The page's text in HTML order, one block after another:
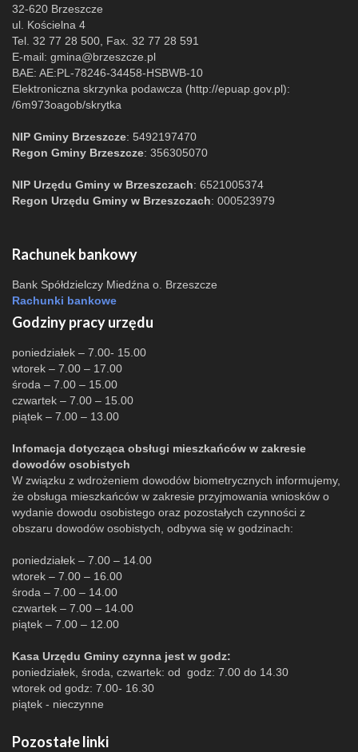
32-620 Brzeszcze
ul. Kościelna 4
Tel. 32 77 28 500, Fax. 32 77 28 591
E-mail: gmina@brzeszcze.pl
BAE: AE:PL-78246-34458-HSBWB-10
Elektroniczna skrzynka podawcza (http://epuap.gov.pl):
/6m973oagob/skrytka
NIP Gminy Brzeszcze: 5492197470
Regon Gminy Brzeszcze: 356305070
NIP Urzędu Gminy w Brzeszczach: 6521005374
Regon Urzędu Gminy w Brzeszczach: 000523979
Rachunek bankowy
Bank Spółdzielczy Miedźna o. Brzeszcze
Rachunki bankowe
Godziny pracy urzędu
poniedziałek – 7.00- 15.00
wtorek – 7.00 – 17.00
środa – 7.00 – 15.00
czwartek – 7.00 – 15.00
piątek – 7.00 – 13.00
Infomacja dotycząca obsługi mieszkańców w zakresie
dowodów osobistych
W związku z wdrożeniem dowodów biometrycznych informujemy,
że obsługa mieszkańców w zakresie przyjmowania wniosków o
wydanie dowodu osobistego oraz pozostałych czynności z
obszaru dowodów osobistych, odbywa się w godzinach:
poniedziałek – 7.00 – 14.00
wtorek – 7.00 – 16.00
środa – 7.00 – 14.00
czwartek – 7.00 – 14.00
piątek – 7.00 – 12.00
Kasa Urzędu Gminy czynna jest w godz:
poniedziałek, środa, czwartek: od godz: 7.00 do 14.30
wtorek od godz: 7.00- 16.30
piątek - nieczynne
Pozostałe linki